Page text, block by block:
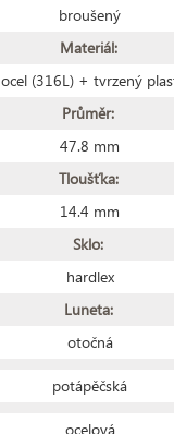
broušený
Materiál:
ocel (316L) + tvrzený
Průměr:
47.8 mm
Tloušťka:
14.4 mm
Sklo:
hardlex
Luneta:
otočná
potápěčská
ocelová